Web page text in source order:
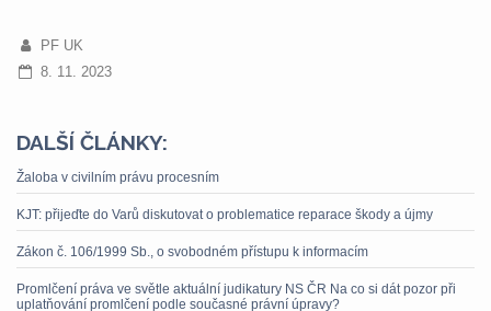
PF UK
8. 11. 2023
DALŠÍ ČLÁNKY:
Žaloba v civilním právu procesním
KJT: přijeďte do Varů diskutovat o problematice reparace škody a újmy
Zákon č. 106/1999 Sb., o svobodném přístupu k informacím
Promlčení práva ve světle aktuální judikatury NS ČR Na co si dát pozor při
uplatňování promlčení podle současné právní úpravy?